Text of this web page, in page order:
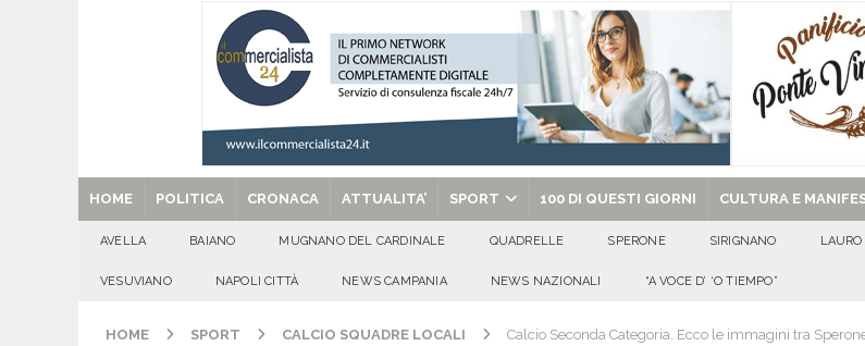
CITTA'
[ 06/08/2026 ] Mugnano del Cardinale, Iolanda Prisco è la nuova agente della Polizia Municipale ATTUALITA'
[ 06/08/2026 ] Lutto ad Avella: è scomparso il dott. Domenico Amato, aveva 85 anni AVELLA
HOME POLITICA CRONACA ATTUALITA’ SPORT 100 DI QUESTI GIORNI CULTURA E
AVELLA BAIANO MUGNANO DEL CARDINALE QUADRELLE SPERONE SIRIGNANO LAURO
VESUVIANO NAPOLI CITTÀ NEWS CAMPANIA NEWS NAZIONALI “A VOCE D’ ‘O TIEMPO”
HOME SPORT CALCIO SQUADRE LOCALI Calcio Seconda Categoria. Ecco le immagini tra